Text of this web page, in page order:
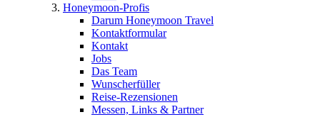
Honeymoon-Profis
Darum Honeymoon Travel
Kontaktformular
Kontakt
Jobs
Das Team
Wunscherfüller
Reise-Rezensionen
Messen, Links & Partner